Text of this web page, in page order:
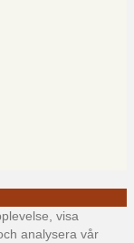
visa
analysera vår